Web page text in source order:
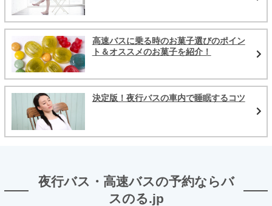
高速バスに乗る時のお菓子選びのポイン
ト＆オススメのお菓子を紹介！
決定版！夜行バスの車内で睡眠するコツ
夜行バス・高速バスの予約ならバ
スのる.jp